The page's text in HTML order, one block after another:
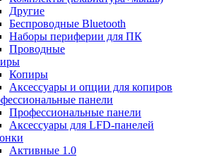
Другие
Беспроводные Bluetooth
Наборы периферии для ПК
Проводные
Копиры
Аксессуары и опции для копиров
панели
Профессиональные панели
Аксессуары для LFD-панелей
Активные 1.0